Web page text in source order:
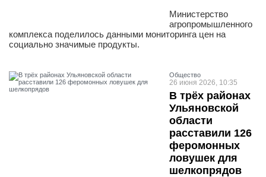
Министерство
агропромышленного
комплекса поделилось данными мониторинга цен на
социально значимые продукты.
Общество
26 июня 2026, 10:35
В трёх районах
Ульяновской
области
расставили 126
феромонных
ловушек для
шелкопрядов